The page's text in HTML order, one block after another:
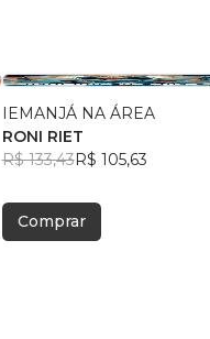
IEMANJÁ NA ÁREA
RONI RIET
R$ 133,43R$ 105,63
Comprar